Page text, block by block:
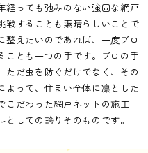
経っても弛みのない強固な網戸
戦することも素晴らしいことで
整えたいのであれば、一度プロ
ことも一つの手です。プロの手
ただ虫を防ぐだけでなく、その
よって、住まい全体に凛とした
こだわった網戸ネットの施工
しての誇りそのものです。